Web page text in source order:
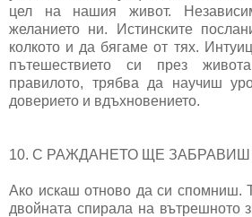
цел на нашия живот.
желанието ни. Истинските
колкото и да бягаме от тях.
пътешествието си през
правилото, трябва да научиш
доверието и вдъхновението.
10. С РАЖДАНЕТО ЩЕ ЗАБРАВИШ
Ако искаш отново да си спомниш.
двойната спирала на вътрешното